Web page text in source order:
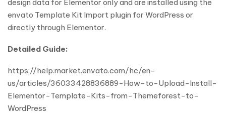
design data for Elementor only and are installed using the
envato Template Kit Import plugin for WordPress or
directly through Elementor.
Detailed Guide:
https://help.market.envato.com/hc/en-
us/articles/36033428836889-How-to-Upload-Install-
Elementor-Template-Kits-from-Themeforest-to-
WordPress